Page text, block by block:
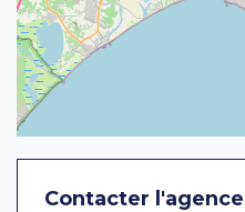
Contacter l'agence